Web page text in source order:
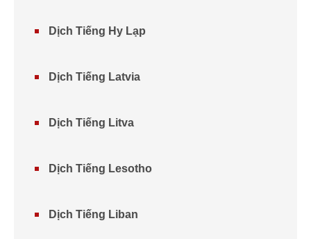
Dịch Tiếng Hy Lạp
Dịch Tiếng Latvia
Dịch Tiếng Litva
Dịch Tiếng Lesotho
Dịch Tiếng Liban